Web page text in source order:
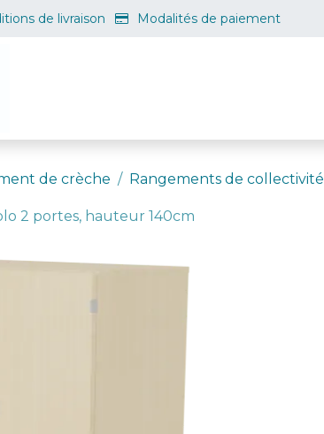
de livraison Modalités de paiement
de crèche Rangements de collectivité
2 portes, hauteur 140cm